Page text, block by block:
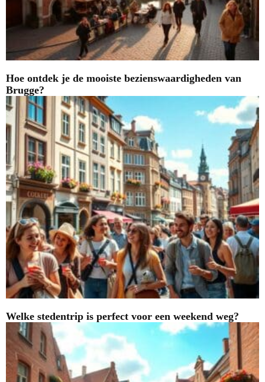
Hoe ontdek je de mooiste bezienswaardigheden van
Brugge?
Welke stedentrip is perfect voor een weekend weg?